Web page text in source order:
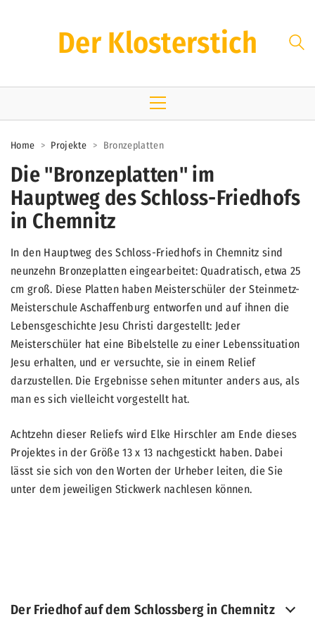
Der Klosterstich
Home > Projekte > Bronzeplatten
Die "Bronzeplatten" im
Hauptweg des Schloss-Friedhofs
in Chemnitz
In den Hauptweg des Schloss-Friedhofs in Chemnitz sind
neunzehn Bronzeplatten eingearbeitet: Quadratisch, etwa 25
cm groß. Diese Platten haben Meisterschüler der Steinmetz-
Meisterschule Aschaffenburg entworfen und auf ihnen die
Lebensgeschichte Jesu Christi dargestellt: Jeder
Meisterschüler hat eine Bibelstelle zu einer Lebenssituation
Jesu erhalten, und er versuchte, sie in einem Relief
darzustellen. Die Ergebnisse sehen mitunter anders aus, als
man es sich vielleicht vorgestellt hat.
Achtzehn dieser Reliefs wird Elke Hirschler am Ende dieses
Projektes in der Größe 13 x 13 nachgestickt haben. Dabei
lässt sie sich von den Worten der Urheber leiten, die Sie
unter dem jeweiligen Stickwerk nachlesen können.
Der Friedhof auf dem Schlossberg in Chemnitz